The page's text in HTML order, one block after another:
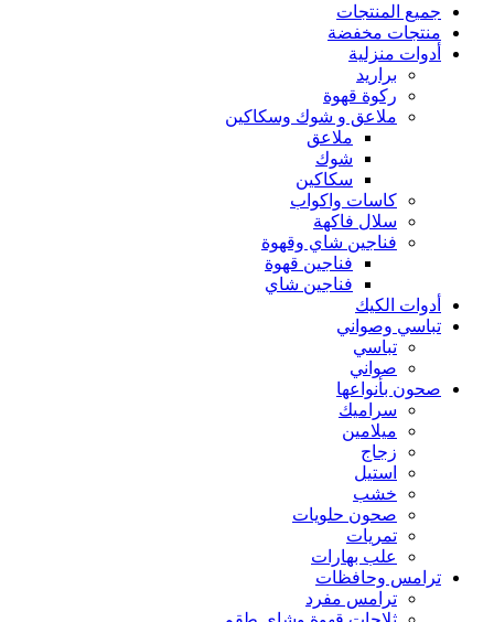
جميع المنتجات
منتجات مخفضة
أدوات منزلية
براريد
ركوة قهوة
ملاعق و شوك وسكاكين
ملاعق
شوك
سكاكين
كاسات واكواب
سلال فاكهة
فناجين شاي وقهوة
فناجين قهوة
فناجين شاي
أدوات الكيك
تباسي وصواني
تباسي
صواني
صحون بأنواعها
سراميك
ميلامين
زجاج
استيل
خشب
صحون حلويات
تمريات
علب بهارات
ترامس وحافظات
ترامس مفرد